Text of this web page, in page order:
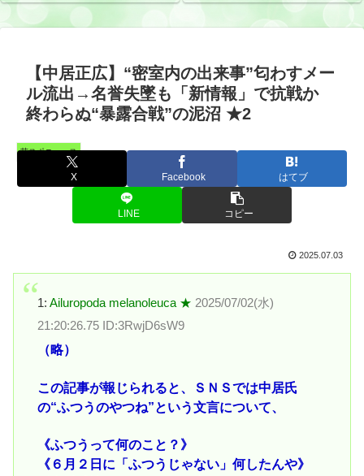
トざわつき イベントでの写
真が話題
【中居正広】“密室内の出来事”匂わすメー
ル流出→名誉失墜も「新情報」で抗戦か
終わらぬ“暴露合戦”の泥沼 ★2
芸スポニュース
X Facebook はてブ
LINE コピー
2025.07.03
1: Ailuropoda melanoleuca ★ 2025/07/02(水)
21:20:26.75 ID:3RwjD6sW9
（略）
この記事が報じられると、ＳＮＳでは中居氏
の“ふつうのやつね”という文言について、
《ふつうって何のこと？》
《６月２日に「ふつうじゃない」何したんや》